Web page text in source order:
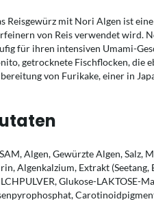
Reisgewürz mit Nori Algen ist
von Reis verwendet wird.
für ihren intensiven Umami-
getrocknete Fischflocken, die
von Furikake, einer in
Algen, Gewürzte Algen, Salz,
Algenkalzium, Extrakt (Seetang,
Glukose-LAKTOSE-